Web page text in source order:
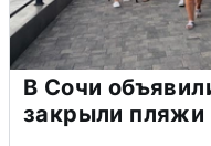
В Сочи
закрыли пляжи